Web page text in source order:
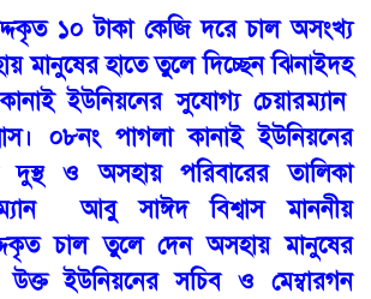
১০ টাকা কেজি দরে চাল অসংখ্য
মানুষের হাতে তুলে দিচ্ছেন ঝিনাইদহ
ইউনিয়নের সুযোগ্য চেয়ারম্যান
০৮নং পাগলা কানাই ইউনিয়নের
দুস্থ ও অসহায় পরিবারের তালিকা
আবু সাঈদ বিশ্বাস মাননীয়
চাল তুলে দেন অসহায় মানুষের
ইউনিয়নের সচিব ও মেম্বারগন